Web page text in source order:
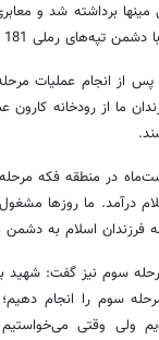
مینها برداشته شد و
از انجام عملیات
درآمد. ما روزها
اسلام به دشمن
سوم نیز گفت:
را انجام دهیم؛
ولی وقتی